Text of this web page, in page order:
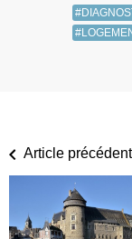
Article précédent